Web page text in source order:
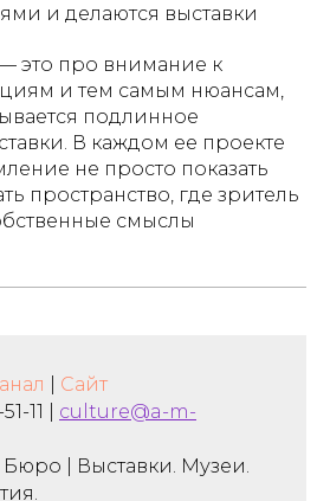
и делаются выставки
это про внимание к
и тем самым нюансам,
подлинное
В каждом ее проекте
не просто показать
пространство, где зритель
смыслы
Сайт
11 | culture@a-m-
| Выставки. Музеи.